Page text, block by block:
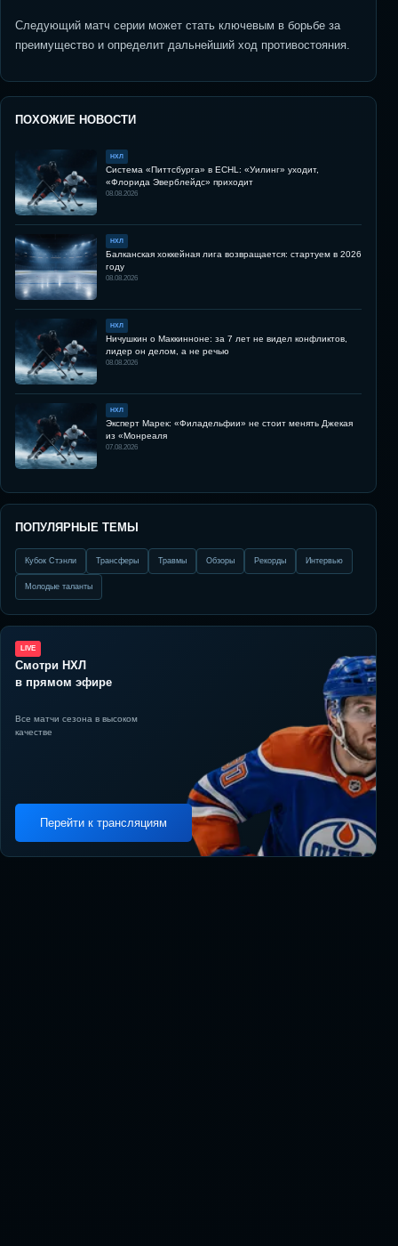
Следующий матч серии может стать ключевым в борьбе за
преимущество и определит дальнейший ход противостояния.
ПОХОЖИЕ НОВОСТИ
НХЛ
Система «Питтсбурга» в ECHL: «Уилинг» уходит,
«Флорида Эверблейдс» приходит
08.08.2026
НХЛ
Балканская хоккейная лига возвращается: стартуем в 2026
году
08.08.2026
НХЛ
Ничушкин о Маккинноне: за 7 лет не видел конфликтов,
лидер он делом, а не речью
08.08.2026
НХЛ
Эксперт Марек: «Филадельфии» не стоит менять Джекая
из «Монреаля
07.08.2026
ПОПУЛЯРНЫЕ ТЕМЫ
Кубок Стэнли Трансферы Травмы Обзоры Рекорды Интервью
Молодые таланты
LIVE
Смотри НХЛ
в прямом эфире
Все матчи сезона в высоком
качестве
Перейти к трансляциям